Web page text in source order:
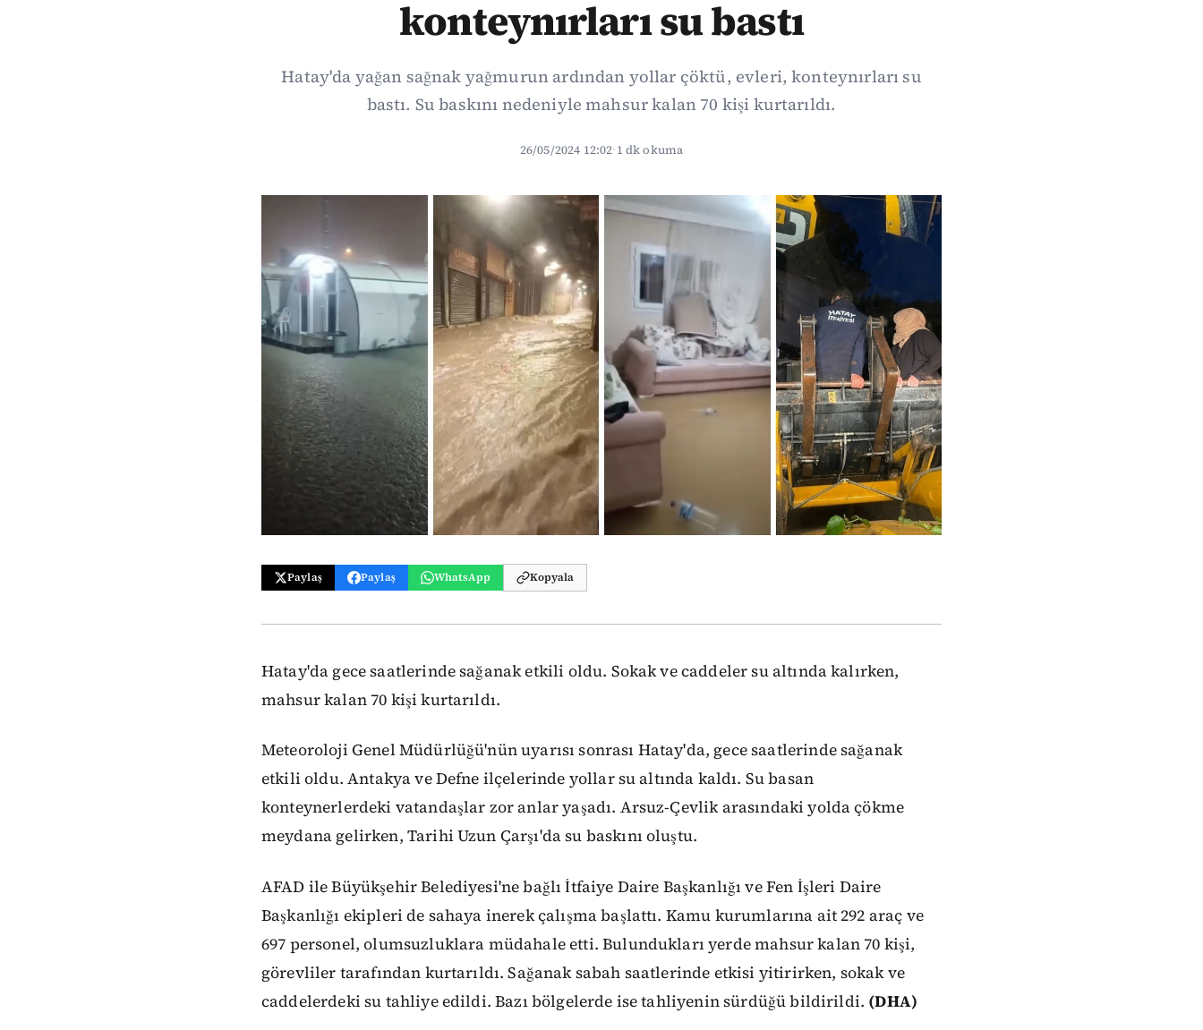
konteynırları su bastı
Hatay'da yağan sağnak yağmurun ardından yollar çöktü, evleri, konteynırları su
bastı. Su baskını nedeniyle mahsur kalan 70 kişi kurtarıldı.
26/05/2024 12:02·1 dk okuma
Paylaş Paylaş WhatsApp Kopyala
Hatay'da gece saatlerinde sağanak etkili oldu. Sokak ve caddeler su altında kalırken,
mahsur kalan 70 kişi kurtarıldı.
Meteoroloji Genel Müdürlüğü'nün uyarısı sonrası Hatay'da, gece saatlerinde sağanak
etkili oldu. Antakya ve Defne ilçelerinde yollar su altında kaldı. Su basan
konteynerlerdeki vatandaşlar zor anlar yaşadı. Arsuz-Çevlik arasındaki yolda çökme
meydana gelirken, Tarihi Uzun Çarşı'da su baskını oluştu.
AFAD ile Büyükşehir Belediyesi'ne bağlı İtfaiye Daire Başkanlığı ve Fen İşleri Daire
Başkanlığı ekipleri de sahaya inerek çalışma başlattı. Kamu kurumlarına ait 292 araç ve
697 personel, olumsuzluklara müdahale etti. Bulundukları yerde mahsur kalan 70 kişi,
görevliler tarafından kurtarıldı. Sağanak sabah saatlerinde etkisi yitirirken, sokak ve
caddelerdeki su tahliye edildi. Bazı bölgelerde ise tahliyenin sürdüğü bildirildi. (DHA)